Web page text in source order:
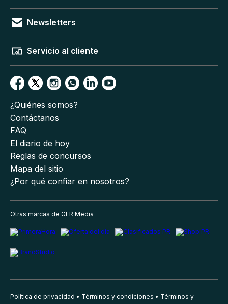
Newsletters
Servicio al cliente
¿Quiénes somos?
Contáctanos
FAQ
El diario de hoy
Reglas de concursos
Mapa del sitio
¿Por qué confiar en nosotros?
Otras marcas de GFR Media
Política de privacidad Términos y condiciones Términos y